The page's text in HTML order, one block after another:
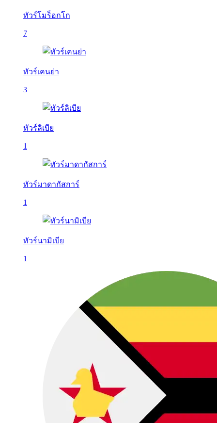
ทัวร์โมร็อกโก
7
ทัวร์เคนย่า
3
ทัวร์ลิเบีย
1
ทัวร์มาดากัสการ์
1
ทัวร์นามิเบีย
1